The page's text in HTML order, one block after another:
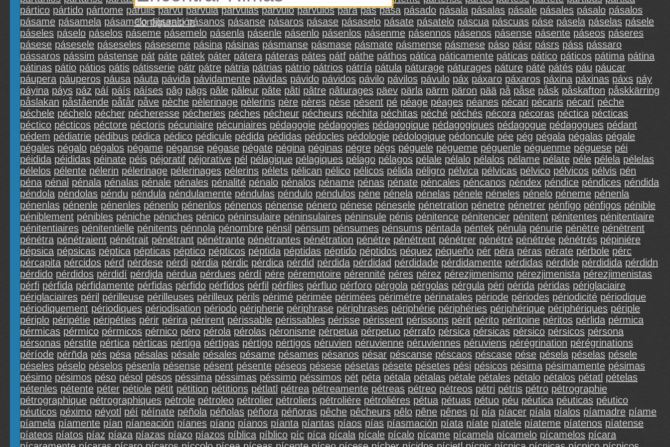
Configuración
pártico pártido pártome párulis párvu párvula párvulas párvulo párvulos párá pás pása pásado pásala pásalas pásale pásales pásalo pásalos
pásame pásamela pásamelo pásanlo pásanos pásanse pásaros pásase pásaselo pásate pásatelo páscua páscuas páse pásela páselas pásele
páseles páselo páselos páseme pásemelo pásenla pásenle pásenlo pásenlos pásenme pásennos pásenos pásense pásente páseos páseres
pásese pásesele páseseles páseseme pásina pásinas pásmanse pásmase pásmate pásmense pásmese páso pásr pásrs páss pássaro
pássaros pássim pástense pát páte pátek páter pátera páteras pátes pátf páthe páthos pática páticamente páticas pático páticos pátima pátina
pátinas pátio pátios pátis pátisserie pátr pátre pátria pátrias pátrio pátrios pátría pátula páturage páturages páture páté pátés páu páucar
páupera páuperos páusa páuta pávida pávidamente pávidas pávido pávidos pávilo pávilos pávulo páx páxaro páxaros páxina páxinas páxs páy
páyina páys páz páí páís páíses pâg pâgs pâle pâleur pâte pâti pâtre pâturages päev pärla pärm päron pää på påse påsk påskafton påskkärring
påslakan påstående påtår påve pèche pèlerinage pèlerins père pères pèse pèsent pé péage péages péanes pécari pécaris pécarí péche
péchele péchelo pécher pécheresse pécheries péches pécheur pécheurs péchita péchitas péché péchés pécora pécoras péctica pécticas
péctico pécticos péctore péctoris pécuniaire pécuniaires pédagogie pédagogies pédagogique pédagogiques pédagogue pédagogues pédant
pédem pédiatrie pédibus pédica pédico pédicule pédida pédidas pédocles pédologie pédologique pédoncule pée pég pégala pégalas pégale
pégales pégalo pégalos pégame péganse pégase pégate pégina péginas pégre pégs péguele pégueme péguenle péguenme péguese péi
péidida péididas péinate péis péjoratif péjorative pél pélagique pélagiques pélago pélagos pélale pélalo pélalos pélame pélate péle pélela pélelas
pélelos pélente pélerin pélerinage pélerinages pélerins pélets pélican pélico pélicos pélida péligro pélvica pélvicas pélvico pélvicos pélvis pén
péna pénal pénala pénalas pénale pénales pénalité pénalo pénalos péname pénas pénate péncales péncanos péndex péndice péndices péndida
péndola péndolas péndu péndula péndulamente péndulas péndulo péndulos péne pénela pénelas pénele péneles pénelo péneme pénenla
pénenlas pénenle pénenles pénenlo pénenlos pénenos pénense pénero pénese pénesele pénetration pénetre pénetrer pénfigo pénfigos pénible
péniblement pénibles péniche péniches pénico péninsulaire péninsulaires péninsule pénis pénitence pénitencier pénitent pénitentes pénitentiaire
pénitentiaires pénitentielle pénitents pénnola pénombre pénsil pénsum pénsumes pénsums péntada péntek pénula pénurie pénètre pénètrent
pénétra pénétraient pénétrait pénétrant pénétrante pénétrantes pénétration pénétre pénétrent pénétrer pénétré pénétrée pénétrés pépiniére
pépsica pépsicas péptica pépticas péptico pépticos péptida péptidas péptido péptidos péquez péqueño pér péra péras pérate pérbole pérc
pércapita pércidos pérd pérdese pérdi pérdia pérdic pérdica pérdid pérdida pérdidad pérdidade pérdidamente pérdidas pérdide pérdidida pérdidn
pérdido pérdidos pérdidí pérdjda pérdua pérdues pérdí pére péremptoire pérennité péres pérez pérezjimenismo pérezjimenista pérezjimenistas
pérfi pérfida pérfidamente pérfidas pérfido pérfidos pérfil pérfiles pérfluo pérforo pérgola pérgolas pérgula péri périda péridas périglaciaire
périglaciaires péril périlleuse périlleuses périlleux périls périmé périmée périmées périmétre périnatales période périodes périodicité périodique
périodiquement périodiques périodisation périodo péripherie périphrase périphrases périphérie périphéries périphérique périphériques périple
périplo péripétie péripéties périr périra périrent périssable périssables périsse périssent périssons périt périto péritoine péritos pérlida pérmica
pérmicas pérmico pérmicos pérnico péro pérola pérolas péronisme pérpetua pérpetuo pérrafo pérsica pérsicas pérsico pérsicos pérsona
pérsonas pérstite pértica pérticas pértiga pértigas pértigo pértigos péruvien péruvienne péruviennes péruviens pérégrination pérégrinations
péríode pérñda pés pésa pésalas pésale pésales pésame pésames pésanos pésar péscanse péscaos péscase pése pésela péselas pésele
péseles péselo péselos pésenla pésense pésent pésente péseos pésese pésetas pésete pésetes pési pésicos pésima pésimamente pésimas
pésimo pésimos péso pésol pésos péssima péssimas péssimo péssimos pét péta pétala pétalas pétale pétales pétalo pétalos pétatl pételas
pétenles pétente péter pétiole pétit pétition pétitions pétlatl pétrea pétreamente pétreas pétreo pétreos pétri pétris pétro pétrographie
pétrographique pétrographiques pétrole pétroleo pétrolier pétroliers pétroliére pétroliéres pétua pétuas pétuo péu péutica péuticas péutico
péuticos péximo péyotl péí péínate péñola péñolas péñora péñoras pêche pêcheurs pêlo pêne pênes pí pía píacer píala píalos píamadre píame
píamela píamente pían píaneación píanes píano píanos píanta píantas píaos pías píasmación píata píate píatele píateme píatenos píatense
píateos píatos píaz píaza píazas píazo píazos píblica píblico píc píca pícala pícale pícalo pícame pícamela pícamelo pícamelos pícara